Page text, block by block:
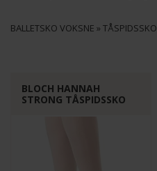
BALLETSKO VOKSNE » TÅSPIDSSKO
BLOCH HANNAH
STRONG TÅSPIDSSKO